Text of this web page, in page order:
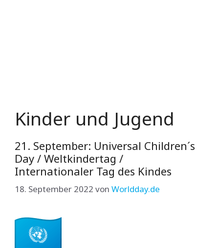
Kinder und Jugend
21. September: Universal Children´s
Day / Weltkindertag /
Internationaler Tag des Kindes
18. September 2022 von Worldday.de